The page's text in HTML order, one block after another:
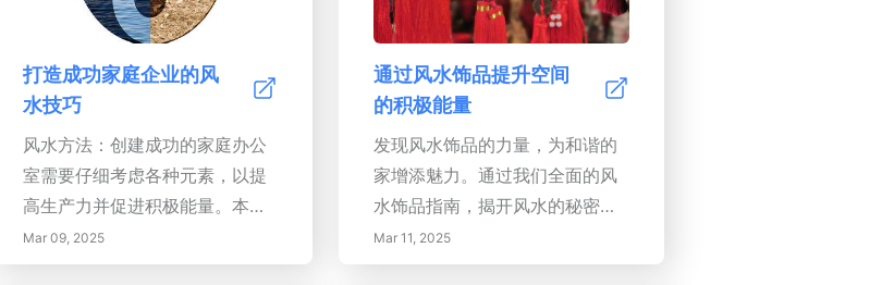
好处、家庭设计、能源效率、窗
帘、为光而景观设计。标题 1：
自然光在家居设计中的重要性。
副标题：自然光的好处- 通过日
光暴露提升情绪和身心健康- 通
过减少对人造照明的依赖来节省
能源- 增强美学吸引力和积极的
生，并打造一个充满大自然宁静
气息的专门放松空间。将您的卧
室转变为一个宁静的避风港，滋
养您的身心健康，支持恢复性睡
眠。探索实用技巧，设计一个邀
请和平、舒适和恢复的空间。
打造成功家庭企业的风
水技巧
风水方法：创建成功的家庭办公
室需要仔细考虑各种元素，以提
高生产力并促进积极能量。本指
南将带您了解从选择合适的地点
到优化桌子摆放、融入自然元素
Mar 09, 2025
通过风水饰品提升空间
的积极能量
发现风水饰品的力量，为和谐的
家增添魅力。通过我们全面的风
水饰品指南，揭开风水的秘密。
深入了解这一古老实践的原则，
强调环境与我们的福祉之间深刻
Mar 11, 2025